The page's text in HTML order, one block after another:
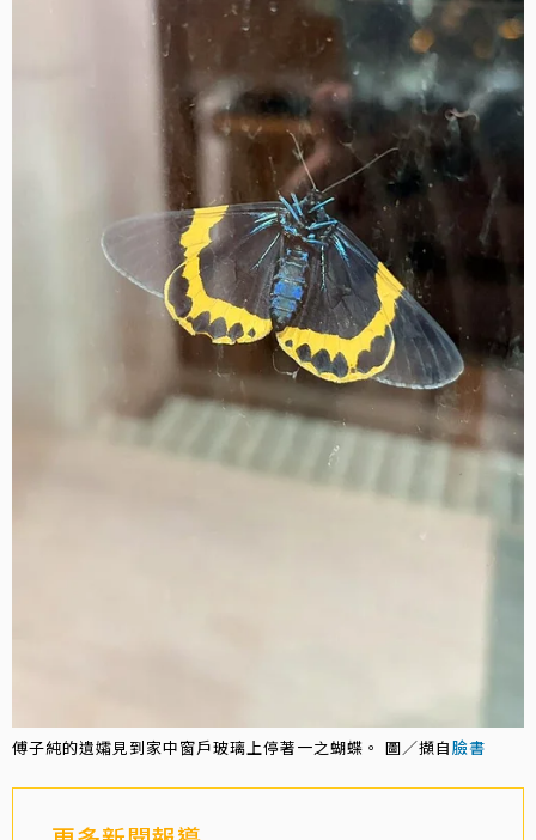
傅子純的遺孀見到家中窗戶玻璃上停著一之蝴蝶。 圖／擷自臉書